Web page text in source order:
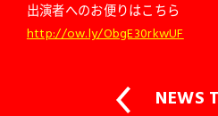
出演者へのお便りはこちら
http://ow.ly/ObgE30rkwUF
NEWS